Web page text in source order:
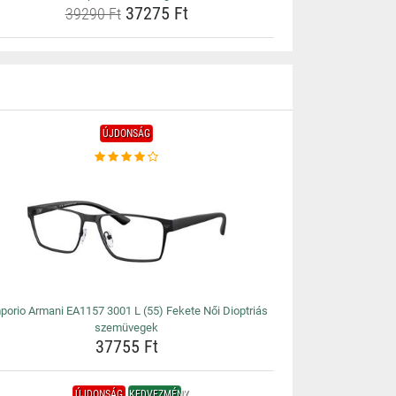
39290 Ft37275 Ft
ÚJDONSÁG
Armani EA1157 3001 L (55) Fekete Női Dioptriás
szemüvegek
37755 Ft